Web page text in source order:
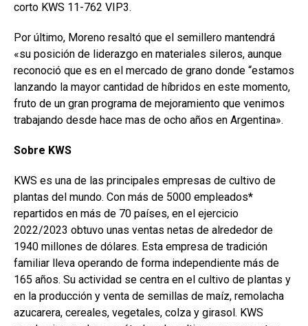
corto KWS 11-762 VIP3.
Por último, Moreno resaltó que el semillero mantendrá
«su posición de liderazgo en materiales sileros, aunque
reconoció que es en el mercado de grano donde “estamos
lanzando la mayor cantidad de híbridos en este momento,
fruto de un gran programa de mejoramiento que venimos
trabajando desde hace mas de ocho años en Argentina».
Sobre KWS
KWS es una de las principales empresas de cultivo de
plantas del mundo. Con más de 5000 empleados*
repartidos en más de 70 países, en el ejercicio
2022/2023 obtuvo unas ventas netas de alrededor de
1940 millones de dólares. Esta empresa de tradición
familiar lleva operando de forma independiente más de
165 años. Su actividad se centra en el cultivo de plantas y
en la producción y venta de semillas de maíz, remolacha
azucarera, cereales, vegetales, colza y girasol. KWS